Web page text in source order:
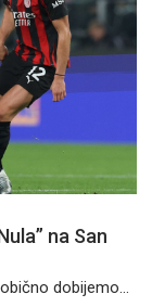
na San
dobijemo...